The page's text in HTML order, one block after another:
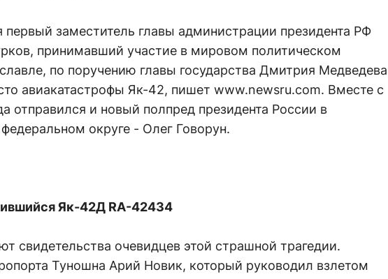
заместитель главы администрации президента РФ
принимавший участие в мировом политическом
по поручению главы государства Дмитрия Медведева
авиакатастрофы Як-42, пишет www.newsru.com. Вместе с
отправился и новый полпред президента России в
округе - Олег Говорун.
Як-42Д RA-42434
свидетельства очевидцев этой страшной трагедии.
Туношна Арий Новик, который руководил взлетом